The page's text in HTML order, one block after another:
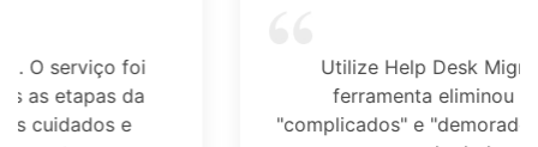
Utilize Help Desk Migration. Essa
ferramenta eliminou os fatores
"complicados" e "demorados" da migração